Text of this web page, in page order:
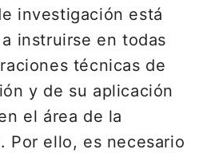
investigación está
instruirse en todas
técnicas de
y de su aplicación
el área de la
Por ello, es necesario